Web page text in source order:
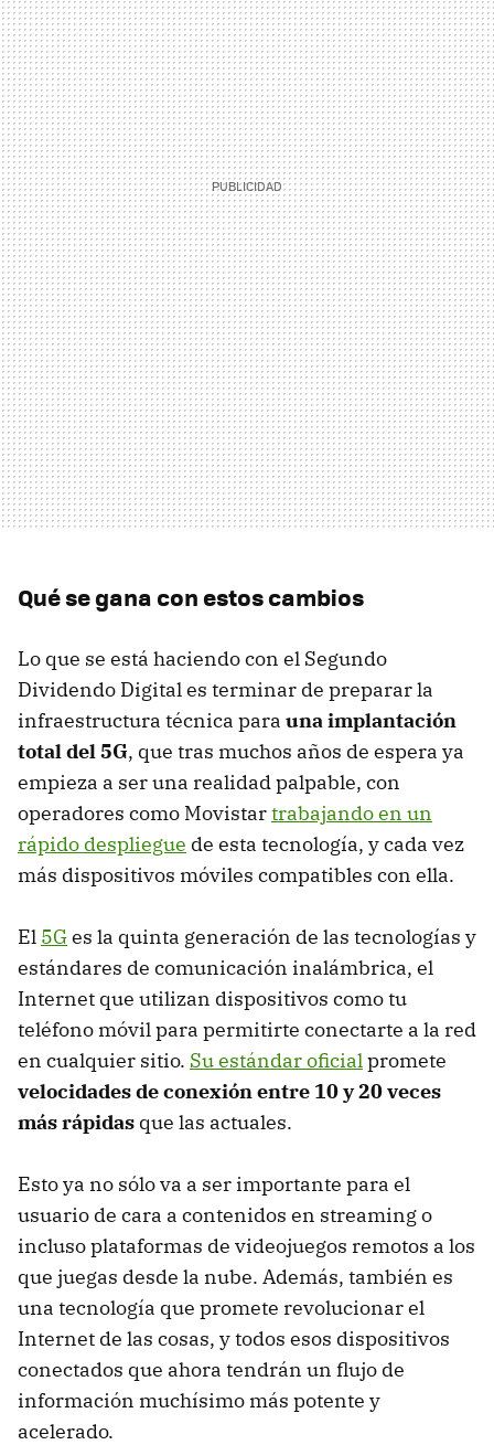
Qué se gana con estos cambios
Lo que se está haciendo con el Segundo
Dividendo Digital es terminar de preparar la
infraestructura técnica para una implantación
total del 5G, que tras muchos años de espera ya
empieza a ser una realidad palpable, con
operadores como Movistartrabajando en un
rápido despliegue de esta tecnología, y cada vez
más dispositivos móviles compatibles con ella.
El 5Ges la quinta generación de las tecnologías y
estándares de comunicación inalámbrica, el
Internet que utilizan dispositivos como tu
teléfono móvil para permitirte conectarte a la red
en cualquier sitio. Su estándar oficial promete
velocidades de conexión entre 10 y 20 veces
más rápidas que las actuales.
Esto ya no sólo va a ser importante para el
usuario de cara a contenidos en streaming o
incluso plataformas de videojuegos remotos a los
que juegas desde la nube. Además, también es
una tecnología que promete revolucionar el
Internet de las cosas, y todos esos dispositivos
conectados que ahora tendrán un flujo de
información muchísimo más potente y
acelerado.